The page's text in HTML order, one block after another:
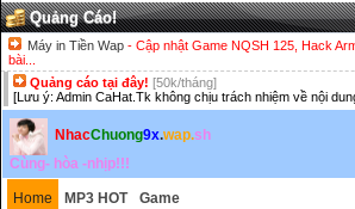
Quảng Cáo!
Máy in Tiền Wap - Cập nhật Game NQSH 125, Hack
bài...
Quảng cáo tại đây! [50k/tháng]
[Lưu ý: Admin CaHat.Tk không chịu trách nhiệm về nội
NhacChuong9x.wap.sh
Cùng- hòa -nhịp!!!
Home MP3 HOT Game